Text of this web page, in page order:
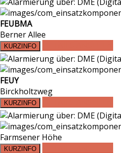
FEUBMA
Berner Allee
FEUY
Birckholtzweg
Farmsener Höhe